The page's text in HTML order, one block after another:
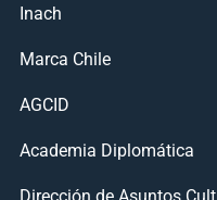
Inach
Marca Chile
AGCID
Academia Diplomática
Dirección de Asuntos